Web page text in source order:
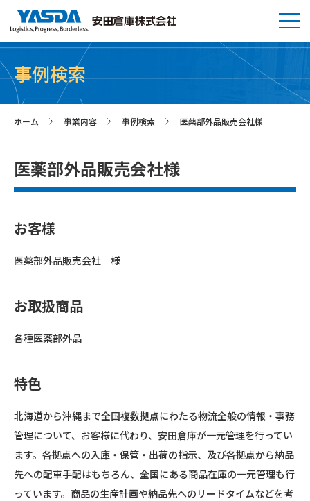
事例検索
ホーム 事業内容 事例検索 医薬部外品販売会社様
医薬部外品販売会社様
お客様
医薬部外品販売会社 様
お取扱商品
各種医薬部外品
特色
北海道から沖縄まで全国複数拠点にわたる物流全般の情報・事務
管理について、お客様に代わり、安田倉庫が一元管理を行ってい
ます。各拠点への入庫・保管・出荷の指示、及び各拠点から納品
先への配車手配はもちろん、全国にある商品在庫の一元管理も行
っています。商品の生産計画や納品先へのリードタイムなどを考